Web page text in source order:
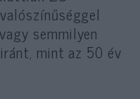
semmilyen
mint az 50 év